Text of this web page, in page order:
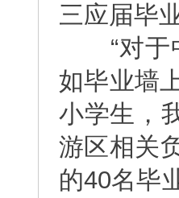
三应届毕
“对于中
如毕业墙
小学生，
游区相关
的40名毕